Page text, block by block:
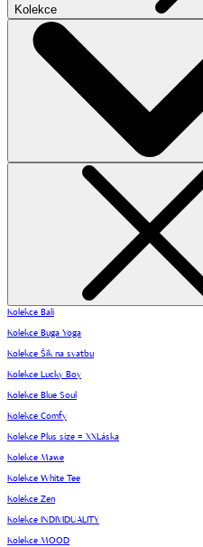
Kolekce
Kolekce Bali
Kolekce Buga Yoga
Kolekce Šik na svatbu
Kolekce Lucky Boy
Kolekce Blue Soul
Kolekce Comfy
Kolekce Plus size = XXLáska
Kolekce Mawe
Kolekce White Tee
Kolekce Zen
Kolekce INDIVIDUALITY
Kolekce MOOD